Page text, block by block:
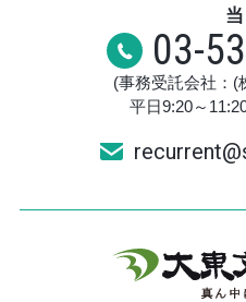
当
03-
(事務受託会社：(
平日9:20～